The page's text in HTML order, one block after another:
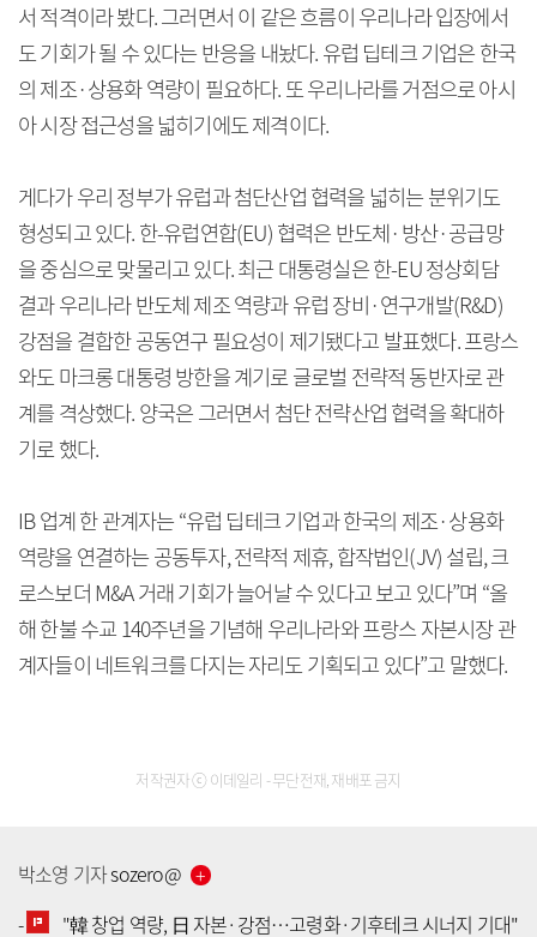
서 적격이라 봤다. 그러면서 이 같은 흐름이 우리나라 입장에서
도 기회가 될 수 있다는 반응을 내놨다. 유럽 딥테크 기업은 한국
의 제조·상용화 역량이 필요하다. 또 우리나라를 거점으로 아시
아 시장 접근성을 넓히기에도 제격이다.
게다가 우리 정부가 유럽과 첨단산업 협력을 넓히는 분위기도
형성되고 있다. 한-유럽연합(EU) 협력은 반도체·방산·공급망
을 중심으로 맞물리고 있다. 최근 대통령실은 한-EU 정상회담
결과 우리나라 반도체 제조 역량과 유럽 장비·연구개발(R&D)
강점을 결합한 공동연구 필요성이 제기됐다고 발표했다. 프랑스
와도 마크롱 대통령 방한을 계기로 글로벌 전략적 동반자로 관
계를 격상했다. 양국은 그러면서 첨단 전략산업 협력을 확대하
기로 했다.
IB 업계 한 관계자는 “유럽 딥테크 기업과 한국의 제조·상용화
역량을 연결하는 공동투자, 전략적 제휴, 합작법인(JV) 설립, 크
로스보더 M&A 거래 기회가 늘어날 수 있다고 보고 있다”며 “올
해 한불 수교 140주년을 기념해 우리나라와 프랑스 자본시장 관
계자들이 네트워크를 다지는 자리도 기획되고 있다”고 말했다.
저작권자 ⓒ 이데일리 - 무단전재, 재배포 금지
박소영 기자sozero@
-
"韓 창업 역량, 日 자본·강점…고령화·기후테크 시너지 기대"